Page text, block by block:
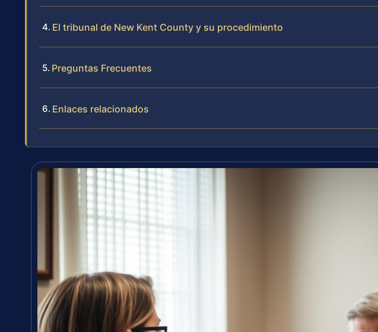
El tribunal de New Kent County y su procedimiento
Preguntas Frecuentes
Enlaces relacionados